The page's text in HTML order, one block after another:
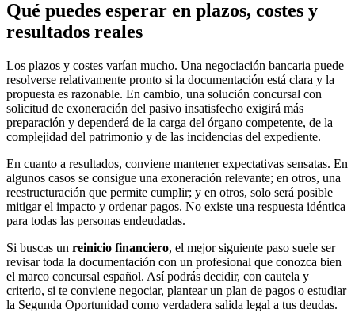
Qué puedes esperar en plazos, costes y
resultados reales
Los plazos y costes varían mucho. Una negociación bancaria puede
resolverse relativamente pronto si la documentación está clara y la
propuesta es razonable. En cambio, una solución concursal con
solicitud de exoneración del pasivo insatisfecho exigirá más
preparación y dependerá de la carga del órgano competente, de la
complejidad del patrimonio y de las incidencias del expediente.
En cuanto a resultados, conviene mantener expectativas sensatas. En
algunos casos se consigue una exoneración relevante; en otros, una
reestructuración que permite cumplir; y en otros, solo será posible
mitigar el impacto y ordenar pagos. No existe una respuesta idéntica
para todas las personas endeudadas.
Si buscas un reinicio financiero, el mejor siguiente paso suele ser
revisar toda la documentación con un profesional que conozca bien
el marco concursal español. Así podrás decidir, con cautela y
criterio, si te conviene negociar, plantear un plan de pagos o estudiar
la Segunda Oportunidad como verdadera salida legal a tus deudas.